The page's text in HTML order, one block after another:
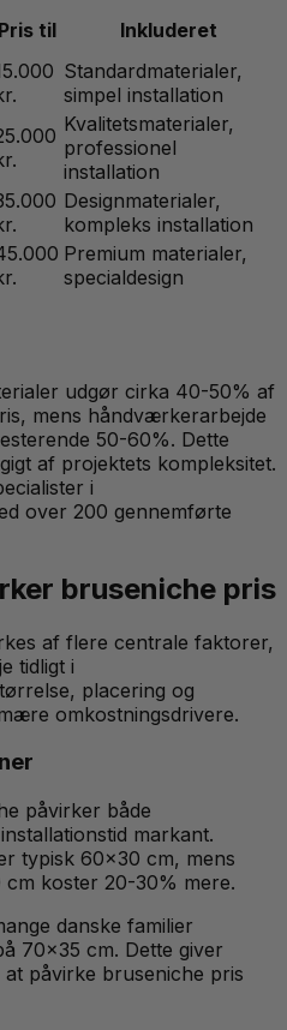
Pris til
Inkluderet
Standardmaterialer,
simpel installation
Kvalitetsmaterialer,
professionel
installation
Designmaterialer,
kompleks installation
Premium materialer,
specialdesign
udgør cirka 40-50% af
mens håndværkerarbejde
50-60%. Dette
af projektets kompleksitet.
i
over 200 gennemførte
bruseniche pris
af flere centrale faktorer,
tidligt i
placering og
omkostningsdrivere.
påvirker både
markant.
typisk 60x30 cm, mens
koster 20-30% mere.
danske familier
70x35 cm. Dette giver
påvirke bruseniche pris